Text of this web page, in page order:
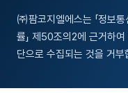
㈜팜코지엘에스는 「정보
률」 제50조의2에 근거하
단으로 수집되는 것을 거부